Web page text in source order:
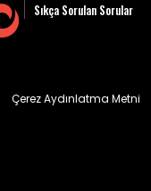
Sıkça Sorulan Sorular
Çerez Aydınlatma Metni